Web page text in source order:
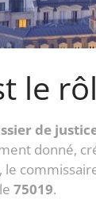
le
de
donné,
le
75019.